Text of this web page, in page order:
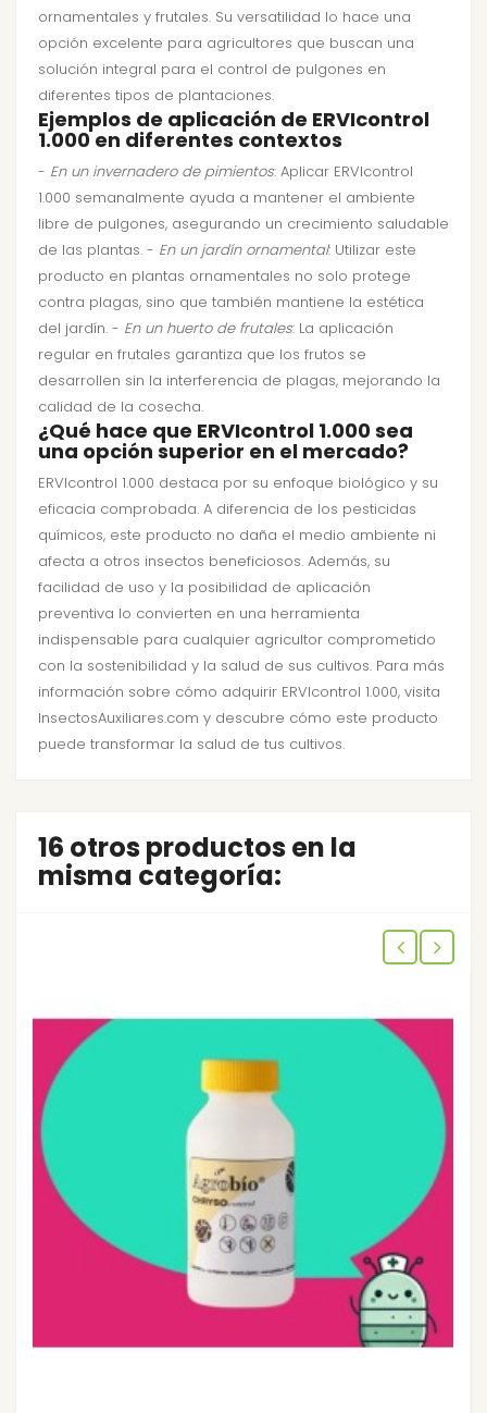
ornamentales y frutales. Su versatilidad lo hace una
opción excelente para agricultores que buscan una
solución integral para el control de pulgones en
diferentes tipos de plantaciones.
Ejemplos de aplicación de ERVIcontrol
1.000 en diferentes contextos
- En un invernadero de pimientos: Aplicar ERVIcontrol
1.000 semanalmente ayuda a mantener el ambiente
libre de pulgones, asegurando un crecimiento saludable
de las plantas. - En un jardín ornamental: Utilizar este
producto en plantas ornamentales no solo protege
contra plagas, sino que también mantiene la estética
del jardín. - En un huerto de frutales: La aplicación
regular en frutales garantiza que los frutos se
desarrollen sin la interferencia de plagas, mejorando la
calidad de la cosecha.
¿Qué hace que ERVIcontrol 1.000 sea
una opción superior en el mercado?
ERVIcontrol 1.000 destaca por su enfoque biológico y su
eficacia comprobada. A diferencia de los pesticidas
químicos, este producto no daña el medio ambiente ni
afecta a otros insectos beneficiosos. Además, su
facilidad de uso y la posibilidad de aplicación
preventiva lo convierten en una herramienta
indispensable para cualquier agricultor comprometido
con la sostenibilidad y la salud de sus cultivos. Para más
información sobre cómo adquirir ERVIcontrol 1.000, visita
InsectosAuxiliares.com y descubre cómo este producto
puede transformar la salud de tus cultivos.
16 otros productos en la
misma categoría: